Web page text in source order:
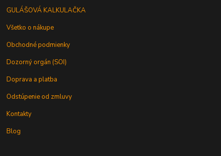
GULÁŠOVÁ KALKULAČKA
Všetko o nákupe
Obchodné podmienky
Dozorný orgán (SOI)
Doprava a platba
Odstúpenie od zmluvy
Kontakty
Blog